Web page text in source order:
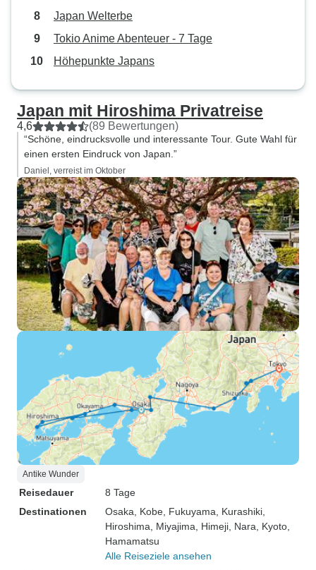
Japan Welterbe
Tokio Anime Abenteuer - 7 Tage
Höhepunkte Japans
Japan mit Hiroshima Privatreise
4,6 (89 Bewertungen)
“Schöne, eindrucksvolle und interessante Tour. Gute Wahl für
einen ersten Eindruck von Japan.”
Daniel, verreist im Oktober
Antike Wunder
Reisedauer
8 Tage
Destinationen
Osaka , Kobe , Fukuyama , Kurashiki
Hiroshima , Miyajima , Himeji , Nara , Kyoto
Hamamatsu
Alle Reiseziele ansehen